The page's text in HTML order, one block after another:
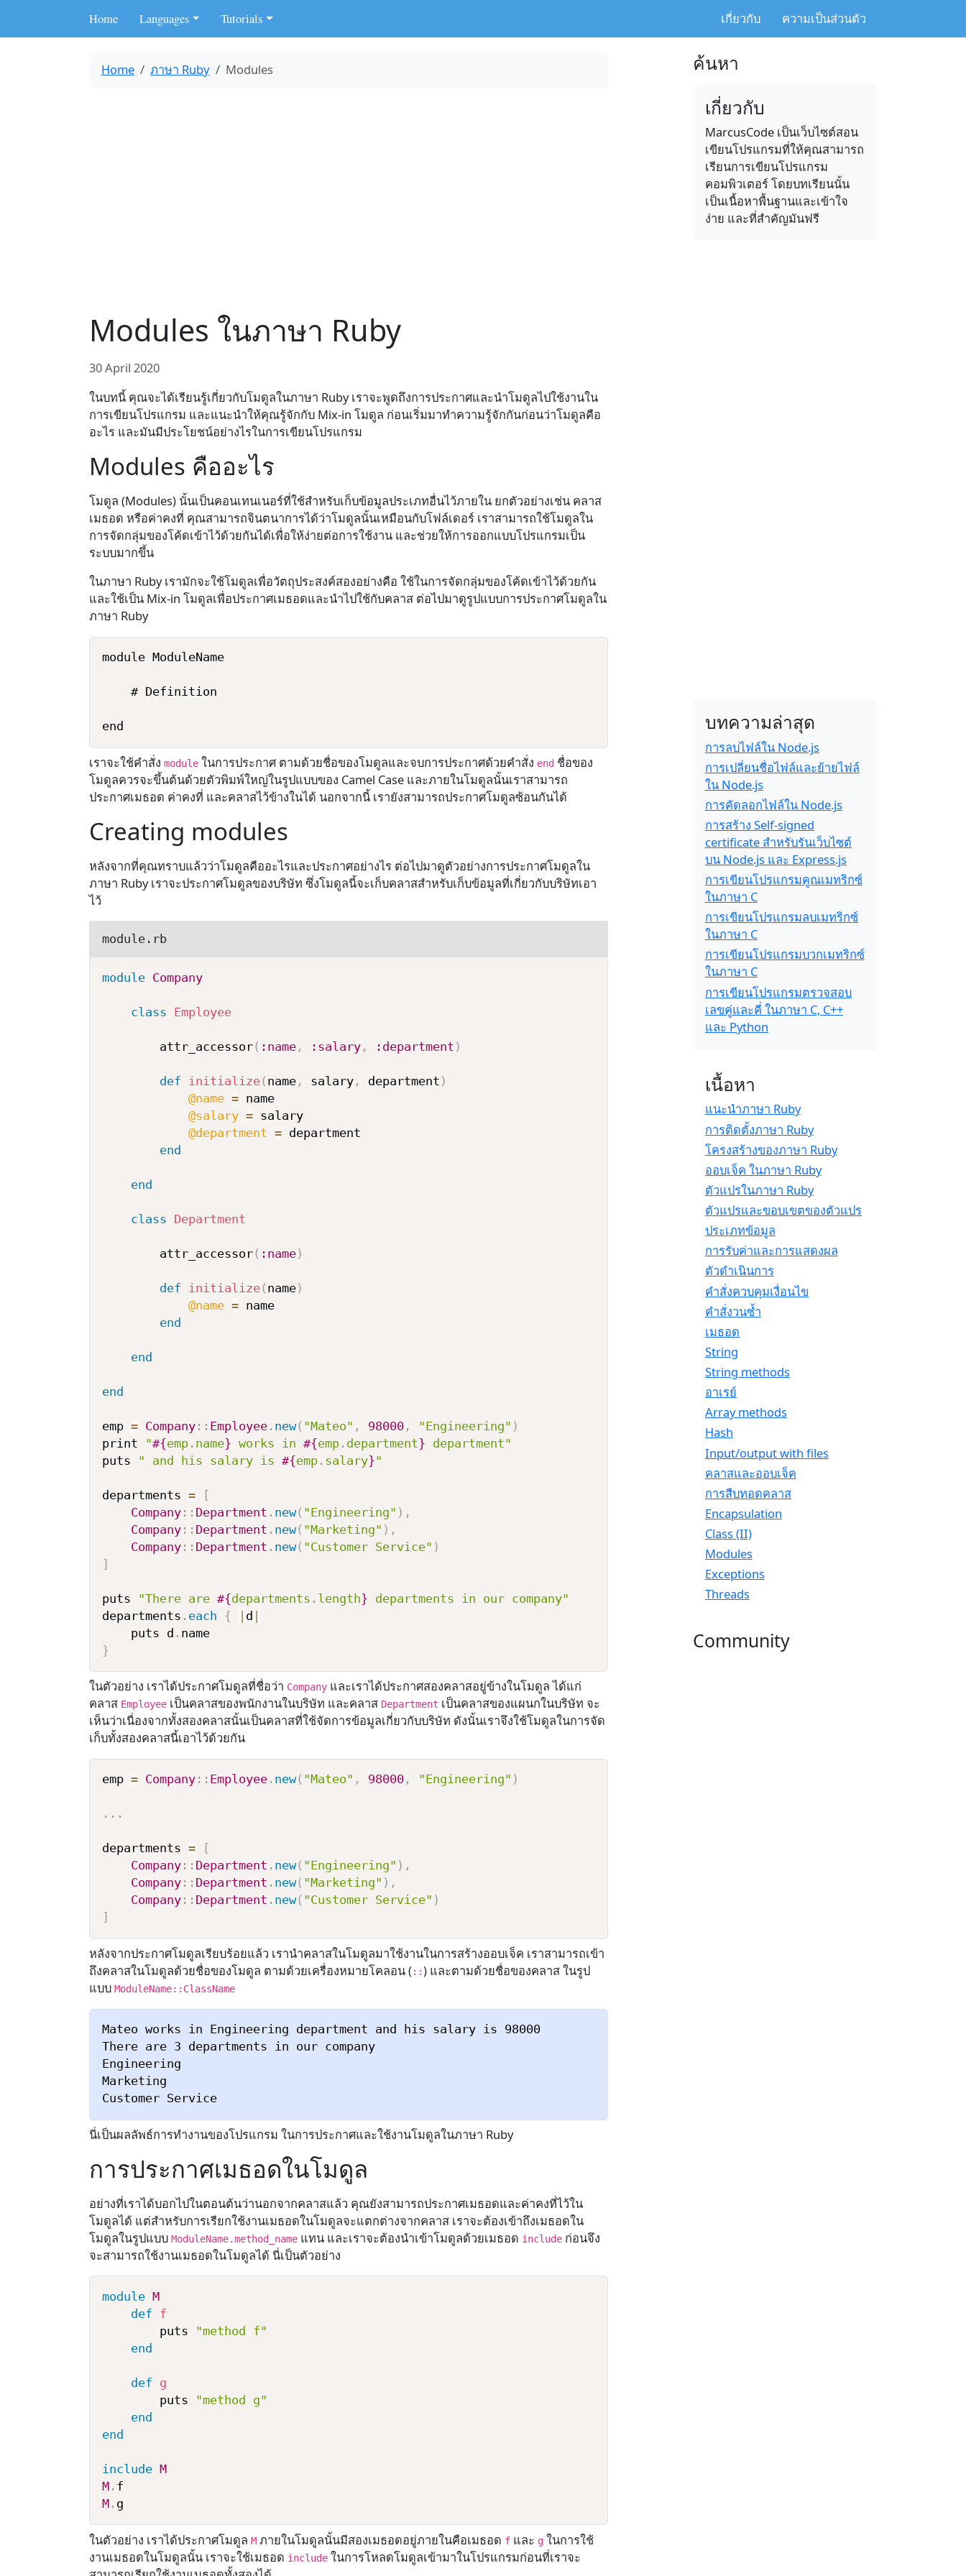
Home Languages Tutorials เกี่ยวกับ ความเป็นส่วนตัว
Home ภาษา Ruby Modules
Modules ในภาษา Ruby
30 April 2020
ในบทนี้ คุณจะได้เรียนรู้เกี่ยวกับโมดูลในภาษา Ruby เราจะพูดถึงการประกาศและนำโมดูลไปใช้งานใน
การเขียนโปรแกรม และแนะนำให้คุณรู้จักกับ Mix-in โมดูล ก่อนเริ่มมาทำความรู้จักกันก่อนว่าโมดูลคือ
อะไร และมันมีประโยชน์อย่างไรในการเขียนโปรแกรม
Modules คืออะไร
โมดูล (Modules) นั้นเป็นคอนเทนเนอร์ที่ใช้สำหรับเก็บข้อมูลประเภทอื่นไว้ภายใน ยกตัวอย่างเช่น คลาส
เมธอด หรือค่าคงที่ คุณสามารถจินตนาการได้ว่าโมดูลนั้นเหมือนกับโฟล์เดอร์ เราสามารถใช้โมดูลใน
การจัดกลุ่มของโค้ดเข้าไว้ด้วยกันได้เพื่อให้ง่ายต่อการใช้งาน และช่วยให้การออกแบบโปรแกรมเป็น
ระบบมากขึ้น
ในภาษา Ruby เรามักจะใช้โมดูลเพื่อวัตถุประสงค์สองอย่างคือ ใช้ในการจัดกลุ่มของโค้ดเข้าไว้ด้วยกัน
และใช้เป็น Mix-in โมดูลเพื่อประกาศเมธอดและนำไปใช้กับคลาส ต่อไปมาดูรูปแบบการประกาศโมดูลใน
ภาษา Ruby
module ModuleName
    # Definition
เราจะใช้คำสั่งmodule ในการประกาศ ตามด้วยชื่อของโมดูลและจบการประกาศด้วยคำสั่ง end ชื่อของ
โมดูลควรจะขึ้นต้นด้วยตัวพิมพ์ใหญ่ในรูปแบบของ Camel Case และภายในโมดูลนั้นเราสามารถ
ประกาศเมธอด ค่าคงที่ และคลาสไว้ข้างในได้ นอกจากนี้ เรายังสามารถประกาศโมดูลซ้อนกันได้
Creating modules
หลังจากที่คุณทราบแล้วว่าโมดูลคืออะไรและประกาศอย่างไร ต่อไปมาดูตัวอย่างการประกาศโมดูลใน
ภาษา Ruby เราจะประกาศโมดูลของบริษัท ซึ่งโมดูลนี้จะเก็บคลาสสำหรับเก็บข้อมูลที่เกี่ยวกับบริษัทเอา
ไว้
module.rb
module Company
class Employee
        attr_accessor
( :name, :salary, :department )
def initialize( name, salary, department )
@name = name
@salary = salary
@department = department
end
end
class Department
        attr_accessor
( :name)
def initialize( name)
@name = name
end
end
end
emp = Company: : Employee. new( "Mateo" , 98000, "Engineering" )
print
"#{emp. name} works in #{emp. department} department"
puts
" and his salary is #{emp. salary}"
departments =
[
Company: : Department . new( "Engineering" ) ,
Company: : Department . new( "Marketing" ) ,
Company: : Department . new( "Customer Service" )
]
puts "There are #{departments . length} departments in our company"
departments . each { d
    puts d
.
name
}
ในตัวอย่าง เราได้ประกาศโมดูลที่ชื่อว่า Company และเราได้ประกาศสองคลาสอยู่ข้างในโมดูล ได้แก่
คลาส Employee เป็นคลาสของพนักงานในบริษัท และคลาส Department เป็นคลาสของแผนกในบริษัท จะ
เห็นว่าเนื่องจากทั้งสองคลาสนั้นเป็นคลาสที่ใช้จัดการข้อมูลเกี่ยวกับบริษัท ดังนั้นเราจึงใช้โมดูลในการจัด
เก็บทั้งสองคลาสนี้เอาไว้ด้วยกัน
emp = Company: : Employee. new( "Mateo" , 98000, "Engineering" )
. . .
departments =
Company: : Department . new( "Engineering" ) ,
Company: : Department . new( "Marketing" ) ,
Company: : Department . new( "Customer Service" )
หลังจากประกาศโมดูลเรียบร้อยแล้ว เรานำคลาสในโมดูลมาใช้งานในการสร้างออบเจ็ค เราสามารถเข้า
ถึงคลาสในโมดูลด้วยชื่อของโมดูล ตามด้วยเครื่องหมายโคลอน (:: ) และตามด้วยชื่อของคลาส ในรูป
แบบModuleName::ClassName
Mateo works in Engineering department and his salary is 98000
There are 3 departments in our company
Engineering
Marketing
Customer Service
นี่เป็นผลลัพธ์การทำงานของโปรแกรม ในการประกาศและใช้งานโมดูลในภาษา Ruby
การประกาศเมธอดในโมดูล
อย่างที่เราได้บอกไปในตอนต้นว่านอกจากคลาสแล้ว คุณยังสามารถประกาศเมธอดและค่าคงที่ไว้ใน
โมดูลได้ แต่สำหรับการเรียกใช้งานเมธอดในโมดูลจะแตกต่างจากคลาส เราจะต้องเข้าถึงเมธอดใน
โมดูลในรูปแบบModuleName.method_name แทน และเราจะต้องนำเข้าโมดูลด้วยเมธอด include ก่อนจึง
จะสามารถใช้งานเมธอดในโมดูลได้ นี่เป็นตัวอย่าง
module M
def
f
        puts
"method f"
end
def
g
        puts
"method g"
end
end
include M
M.
M.
ในตัวอย่าง เราได้ประกาศโมดูลM ภายในโมดูลนั้นมีสองเมธอดอยู่ภายในคือเมธอด f และ g ในการใช้
งานเมธอดในโมดูลนั้น เราจะใช้เมธอด include ในการโหลดโมดูลเข้ามาในโปรแกรมก่อนที่เราจะ
ค้นหา
เกี่ยวกับ
MarcusCode เป็นเว็บไซต์สอน
เขียนโปรแกรมที่ให้คุณสามารถ
เรียนการเขียนโปรแกรม
คอมพิวเตอร์ โดยบทเรียนนั้น
เป็นเนื้อหาพื้นฐานและเข้าใจ
ง่าย และที่สำคัญมันฟรี
บทความล่าสุด
การลบไฟล์ใน Node.js
การเปลี่ยนชื่อไฟล์และย้ายไฟล์
ใน Node.js
การคัดลอกไฟล์ใน Node.js
การสร้าง Self-signed
certificate สำหรับรันเว็บไซต์
บน Node.js และ Express.js
การเขียนโปรแกรมคูณเมทริกซ์
ในภาษา C
การเขียนโปรแกรมลบเมทริกซ์
ในภาษา C
การเขียนโปรแกรมบวกเมทริกซ์
ในภาษา C
การเขียนโปรแกรมตรวจสอบ
เลขคู่และคี่ ในภาษา C, C++
และ Python
เนื้อหา
แนะนำภาษา Ruby
การติดตั้งภาษา Ruby
โครงสร้างของภาษา Ruby
ออบเจ็ค ในภาษา Ruby
ตัวแปรในภาษา Ruby
ตัวแปรและขอบเขตของตัวแปร
ประเภทข้อมูล
การรับค่าและการแสดงผล
ตัวดำเนินการ
คำสั่งควบคุมเงื่อนไข
คำสั่งวนซ้ำ
เมธอด
String
String methods
อาเรย์
Array methods
Hash
Input/output with files
คลาสและออบเจ็ค
การสืบทอดคลาส
Encapsulation
Class (II)
Modules
Exceptions
Threads
Community